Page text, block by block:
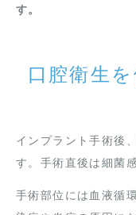
す。
口腔衛生
インプラント手術後
す。手術直後は細菌
手術部位には血液循